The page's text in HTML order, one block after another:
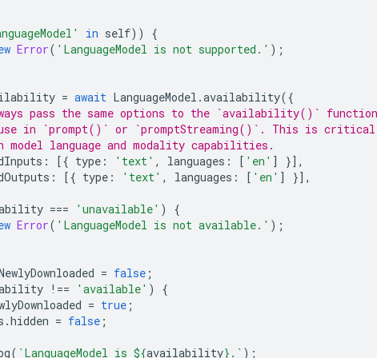
in self))
{
Error( 'LanguageModel is not supported.' );
= await LanguageModel .availability({
pass the same options to the `availability()`
in `prompt()` or `promptStreaming()`. This is
language and modality capabilities.
: [{ type : 'text' , languages : [ 'en' ]
}],
: [{ type : 'text' , languages : [ 'en' ]
}],
=== 'unavailable' )
{
Error( 'LanguageModel is not available.' );
= false ;
!== 'available' )
{
= true ;
.hidden = false ;
( `LanguageModel is ${availability} .` );